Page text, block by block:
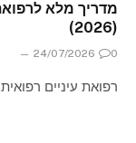
(2026)
24/07/2026 0
רפואת עיניים רפואית ST3 20 ביולי 2026